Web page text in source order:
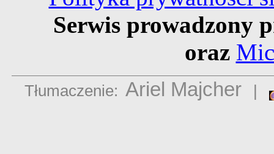
Serwis prowadzony
oraz
Tłumaczenie: Ariel Majcher |